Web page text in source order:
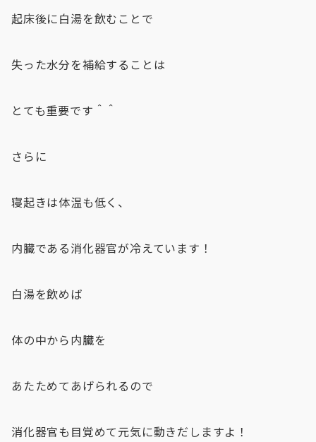
起床後に白湯を飲むことで
失った水分を補給することは
とても重要です＾＾
さらに
寝起きは体温も低く、
内臓である消化器官が冷えています！
白湯を飲めば
体の中から内臓を
あたためてあげられるので
消化器官も目覚めて元気に動きだしますよ！